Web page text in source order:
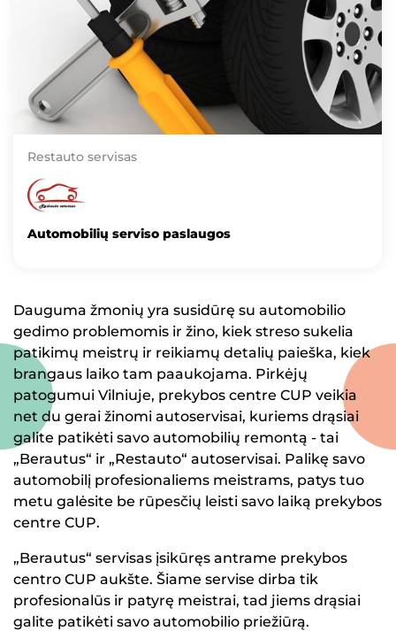
Restauto servisas
Automobilių serviso paslaugos
Dauguma žmonių yra susidūrę su automobilio
gedimo problemomis ir žino, kiek streso sukelia
patikimų meistrų ir reikiamų detalių paieška, kiek
brangaus laiko tam paaukojama. Pirkėjų
patogumui Vilniuje, prekybos centre CUP veikia
net du gerai žinomi autoservisai, kuriems drąsiai
galite patikėti savo automobilių remontą - tai
„Berautus“ ir „Restauto“ autoservisai. Palikę savo
automobilį profesionaliems meistrams, patys tuo
metu galėsite be rūpesčių leisti savo laiką prekybos
centre CUP.
„Berautus“ servisas įsikūręs antrame prekybos
centro CUP aukšte. Šiame servise dirba tik
profesionalūs ir patyrę meistrai, tad jiems drąsiai
galite patikėti savo automobilio priežiūrą.